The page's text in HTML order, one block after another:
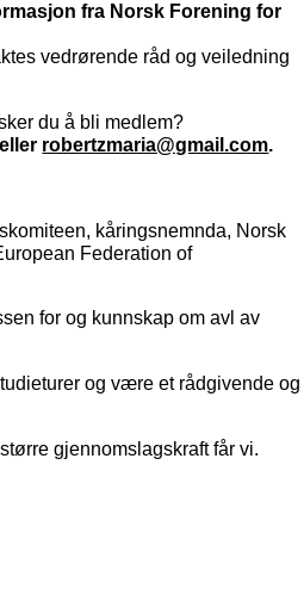
fra Norsk Forening for
vedrørende råd og veiledning
du å bli medlem?
robertzmaria@gmail.com.
kåringsnemnda, Norsk
Federation of
for og kunnskap om avl av
og være et rådgivende og
gjennomslagskraft får vi.